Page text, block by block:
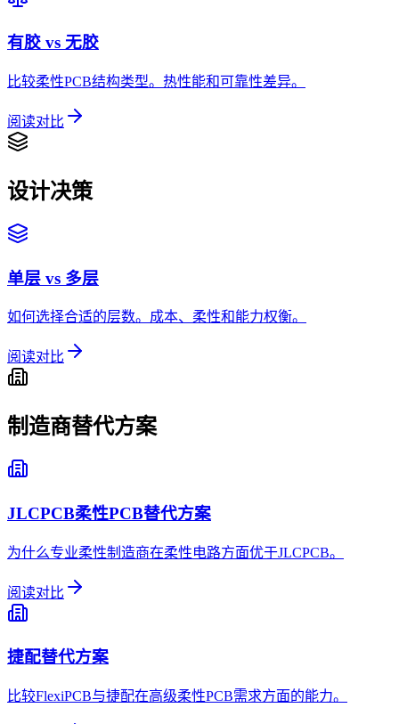
有胶 vs 无胶
比较柔性PCB结构类型。热性能和可靠性差异。
阅读对比
设计决策
单层 vs 多层
如何选择合适的层数。成本、柔性和能力权衡。
阅读对比
制造商替代方案
JLCPCB柔性PCB替代方案
为什么专业柔性制造商在柔性电路方面优于JLCPCB。
阅读对比
捷配替代方案
比较FlexiPCB与捷配在高级柔性PCB需求方面的能力。